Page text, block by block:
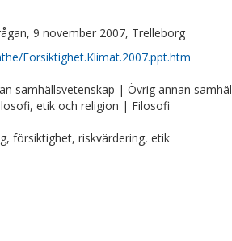
9 november 2007, Trelleborg
Forsiktighet.Klimat.2007.ppt.htm
samhällsvetenskap | Övrig annan
etik och religion | Filosofi
försiktighet, riskvärdering, etik